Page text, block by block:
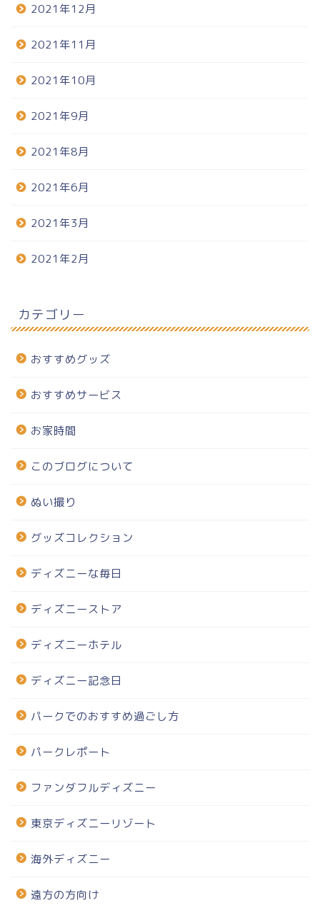
2021年12月
2021年11月
2021年10月
2021年9月
2021年8月
2021年6月
2021年3月
2021年2月
カテゴリー
おすすめグッズ
おすすめサービス
お家時間
このブログについて
ぬい撮り
グッズコレクション
ディズニーな毎日
ディズニーストア
ディズニーホテル
ディズニー記念日
パークでのおすすめ過ごし方
パークレポート
ファンダフルディズニー
東京ディズニーリゾート
海外ディズニー
遠方の方向け